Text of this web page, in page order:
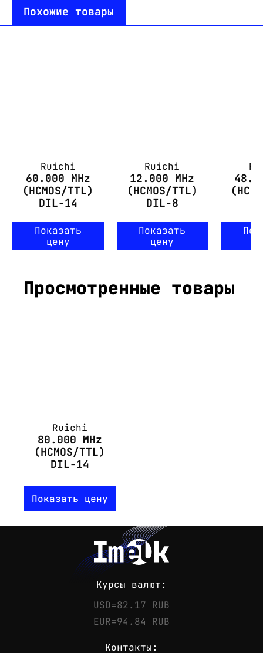
Похожие товары
Ruichi
60.000 MHz
(HCMOS/TTL)
DIL-14
Показать
цену
Ruichi
12.000 MHz
(HCMOS/TTL)
DIL-8
Показать
цену
Просмотренные товары
Ruichi
80.000 MHz
(HCMOS/TTL)
DIL-14
Показать цену
Курсы валют:
USD=82.17 RUB
EUR=94.84 RUB
Контакты: